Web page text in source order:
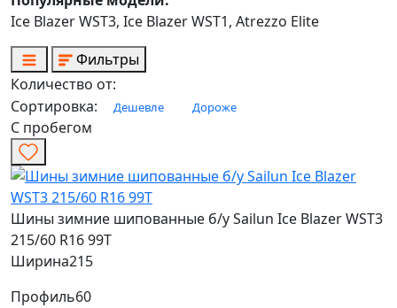
Ice Blazer WST3, Ice Blazer WST1, Atrezzo Elite
Фильтры
Количество от:
Сортировка:
Дешевле Дороже
С пробегом
Шины зимние шипованные б/у Sailun Ice Blazer WST3
215/60 R16 99T
Ширина215
Профиль60